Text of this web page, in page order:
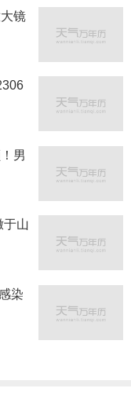
镜
男
于山
染